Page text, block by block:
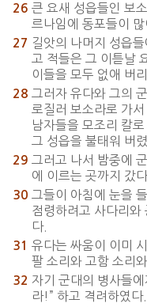
26 큰 요새 성읍들인 보
르나임에 동포들이 많
27 길앗의 나머지 성읍
고 적들은 그 이튿날
이들을 모두 없애 버
28 그러자 유다와 그의
로질러 보소라로 가
남자들을 모조리 칼
그 성읍을 불태워 버
29 그러고 나서 밤중에
에 이르는 곳까지 갔
30 그들이 아침에 눈을
점령하려고 사다리와
다.
31
유다는 싸움이 이미
팔 소리와 고함 소리
32 자기 군대의 병사들
라!” 하고 격려하였다.